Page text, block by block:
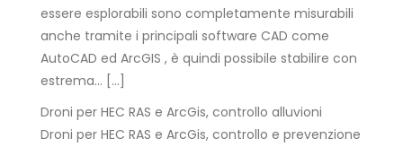
essere esplorabili sono completamente misurabili
anche tramite i principali software CAD come
AutoCAD ed ArcGIS , è quindi possibile stabilire con
estrema… […]
Droni per HEC RAS e ArcGis, controllo alluvioni
Droni per HEC RAS e ArcGis, controllo e prevenzione